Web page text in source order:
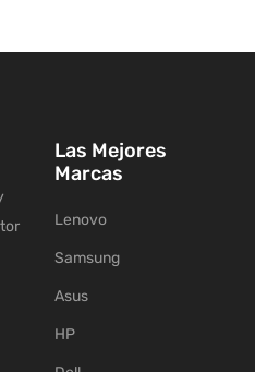
Las Mejores
Marcas
Lenovo
Samsung
Asus
HP